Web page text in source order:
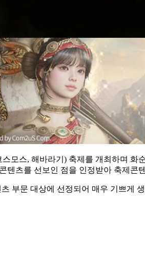
모스, 해바라기) 축제를 개최하며 화
텐츠를 선보인 점을 인정받아 축제콘
부문 대상에 선정되어 매우 기쁘게